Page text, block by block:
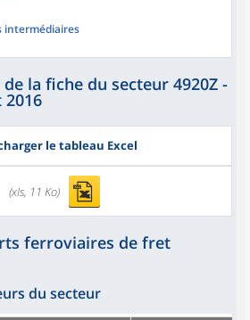
intermédiaires
la fiche du secteur 4920Z -
2016
le tableau Excel
(xls, 11 Ko)
ferroviaires de fret
du secteur